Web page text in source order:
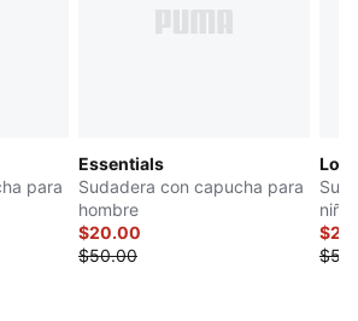
para
Essentials
Sudadera con capucha para
hombre
$20.00
$50.00